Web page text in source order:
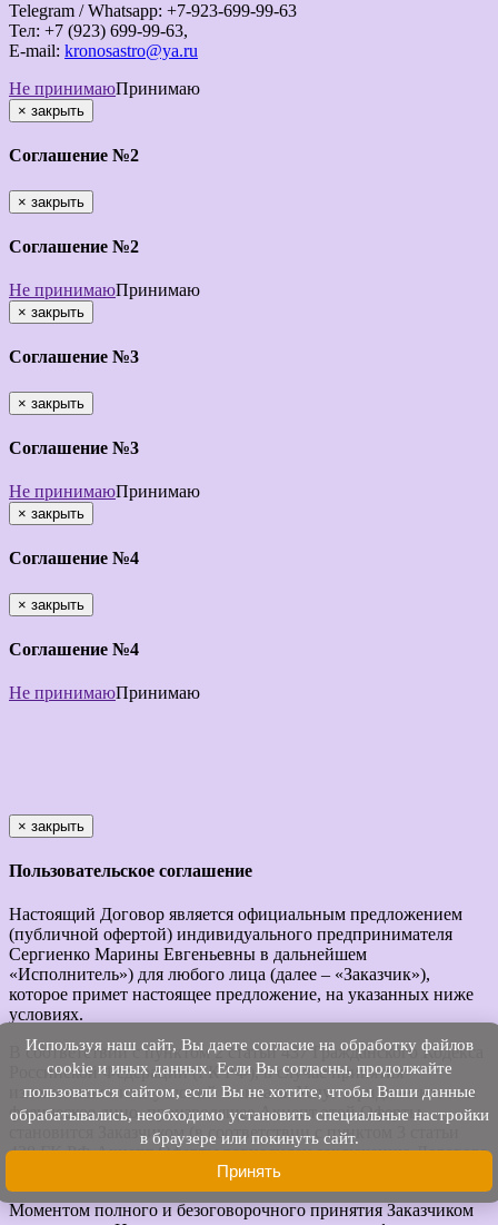
Используя наш cайт, Вы даете согласие на обработку файлов
cookie и иных данных. Если Вы согласны, продолжайте
пользоваться сайтом, если Вы не хотите, чтобы Ваши данные
обрабатывались, необходимо установить специальные настройки
в браузере или покинуть сайт.
Принять
Telegram / Whatsapp: +7-923-699-99-63
Тел: +7 (923) 699-99-63,
E-mail: kronosastro@ya.ru
Не принимаюПринимаю
× закрыть
Соглашение №2
× закрыть
Соглашение №2
Не принимаюПринимаю
× закрыть
Соглашение №3
× закрыть
Соглашение №3
Не принимаюПринимаю
× закрыть
Соглашение №4
× закрыть
Соглашение №4
Не принимаюПринимаю
× закрыть
Пользовательское соглашение
Настоящий Договор является официальным предложением
(публичной офертой) индивидуального предпринимателя
Сергиенко Марины Евгеньевны в дальнейшем
«Исполнитель») для любого лица (далее – «Заказчик»),
которое примет настоящее предложение, на указанных ниже
условиях.
В соответствии с пунктом 2 статьи 437 Гражданского Кодекса
Российской Федерации (ГК РФ), в случае принятия
изложенных ниже условий и оплаты Услуг юридическое или
физическое лицо, производящее Акцепт этой Оферты,
становится Заказчиком (в соответствии с пунктом 3 статьи
438 ГК РФ Акцепт Оферты равносилен заключению Договора
на условиях, изложенных в Оферте).
Моментом полного и безоговорочного принятия Заказчиком